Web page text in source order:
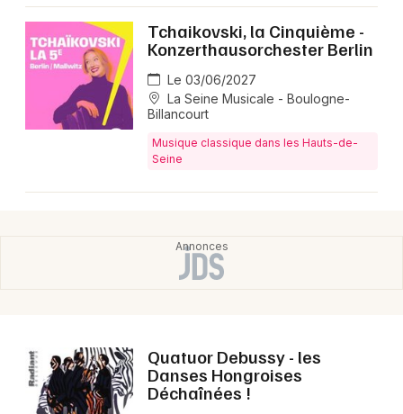
Tchaikovski, la Cinquième -
Konzerthausorchester Berlin
Le 03/06/2027
La Seine Musicale - Boulogne-
Billancourt
Musique classique dans les Hauts-de-
Seine
Quatuor Debussy - les
Danses Hongroises
Déchaînées !